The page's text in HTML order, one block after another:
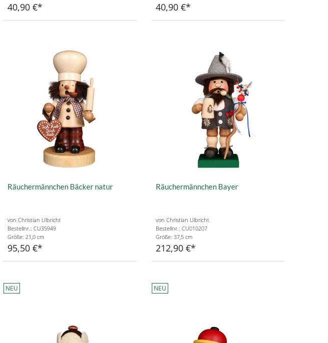
40,90 € 40,90 €
Räuchermännchen Bäcker natur
von Christian Ulbricht
Bestellnr.: CU35949
Größe: 21,0 cm
95,50 €
Räuchermännchen Bayer
von Christian Ulbricht
Bestellnr.: CU010207
Größe: 37,5 cm
212,90 €
NEU NEU